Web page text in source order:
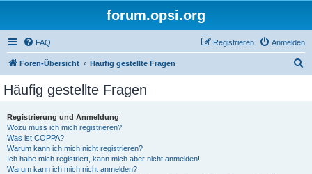
forum.opsi.org
FAQ Anmelden
Registrieren
Foren-Übersicht Häufig gestellte Fragen
Häufig gestellte Fragen
Registrierung und Anmeldung
Wozu muss ich mich registrieren?
Was ist COPPA?
Warum kann ich mich nicht registrieren?
Ich habe mich registriert, kann mich aber nicht anmelden!
Warum kann ich mich nicht anmelden?